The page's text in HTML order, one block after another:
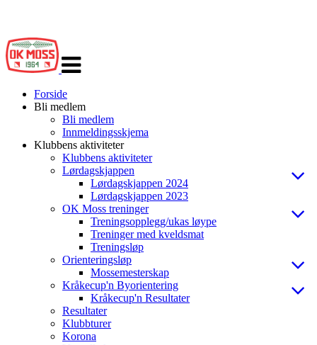
navigasjon
Forside
Bli medlem
Bli medlem
Innmeldingsskjema
Klubbens aktiviteter
Klubbens aktiviteter
Lørdagskjappen
Lørdagskjappen 2024
Lørdagskjappen 2023
OK Moss treninger
Treningsopplegg/ukas løype
Treninger med kveldsmat
Treningsløp
Orienteringsløp
Mossemesterskap
Kråkecup'n Byorientering
Kråkecup'n Resultater
Resultater
Klubbturer
Korona